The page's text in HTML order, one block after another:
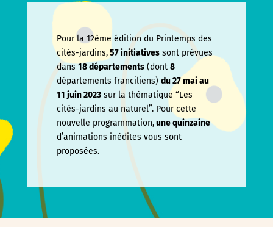
Pour la 12ème édition du Printemps des
cités-jardins,57 initiativessont prévues
dans18 départements(dont 8
départements franciliens) du 27 mai au
11 juin2023sur la thématique “Les
cités-jardins au naturel”. Pour cette
nouvelle programmation,une quinzaine
d’animations inédites vous sont
proposées.